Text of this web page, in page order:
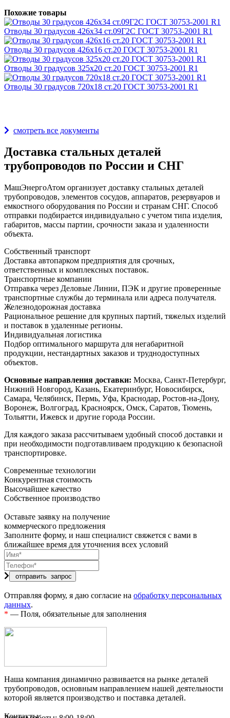
Похожие товары
Отводы 30 градусов 426х34 ст.09Г2С ГОСТ 30753-2001 R1
Отводы 30 градусов 426х16 ст.20 ГОСТ 30753-2001 R1
Отводы 30 градусов 325х20 ст.20 ГОСТ 30753-2001 R1
Отводы 30 градусов 720х18 ст.20 ГОСТ 30753-2001 R1
смотреть все документы
Доставка стальных деталей
трубопроводов по России и СНГ
МашЭнергоАтом организует доставку стальных деталей
трубопроводов, элементов сосудов, аппаратов, резервуаров и
емкостного оборудования по России и странам СНГ. Способ
отправки подбирается индивидуально с учетом типа изделия,
габаритов, массы партии, срочности заказа и удаленности
объекта.
Собственный транспорт
Доставка автопарком предприятия для срочных,
ответственных и комплексных поставок.
Транспортные компании
Отправка через Деловые Линии, ПЭК и другие проверенные
транспортные службы до терминала или адреса получателя.
Железнодорожная доставка
Рациональное решение для крупных партий, тяжелых изделий
и поставок в удаленные регионы.
Индивидуальная логистика
Подбор оптимального маршрута для негабаритной
продукции, нестандартных заказов и труднодоступных
объектов.
Основные направления доставки: Москва, Санкт-Петербург,
Нижний Новгород, Казань, Екатеринбург, Новосибирск,
Самара, Челябинск, Пермь, Уфа, Краснодар, Ростов-на-Дону,
Воронеж, Волгоград, Красноярск, Омск, Саратов, Тюмень,
Тольятти, Ижевск и другие города России.
Для каждого заказа рассчитываем удобный способ доставки и
при необходимости подготавливаем продукцию к безопасной
транспортировке.
Современные технологии
Конкурентная стоимость
Высочайшее качество
Собственное производство
Оставьте заявку на получение
коммерческого предложения
Заполните форму, и наш специалист свяжется с вами в
ближайшее время для уточнения всех условий
Отправляя форму, я даю согласие на обработку персональных
данных.
* — Поля, обязательные для заполнения
Наша компания динамично развивается на рынке деталей
трубопроводов, основным направлением нашей деятельности
которой является производство и поставка деталей.